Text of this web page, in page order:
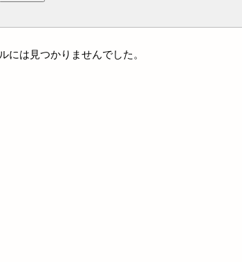
には見つかりませんでした。